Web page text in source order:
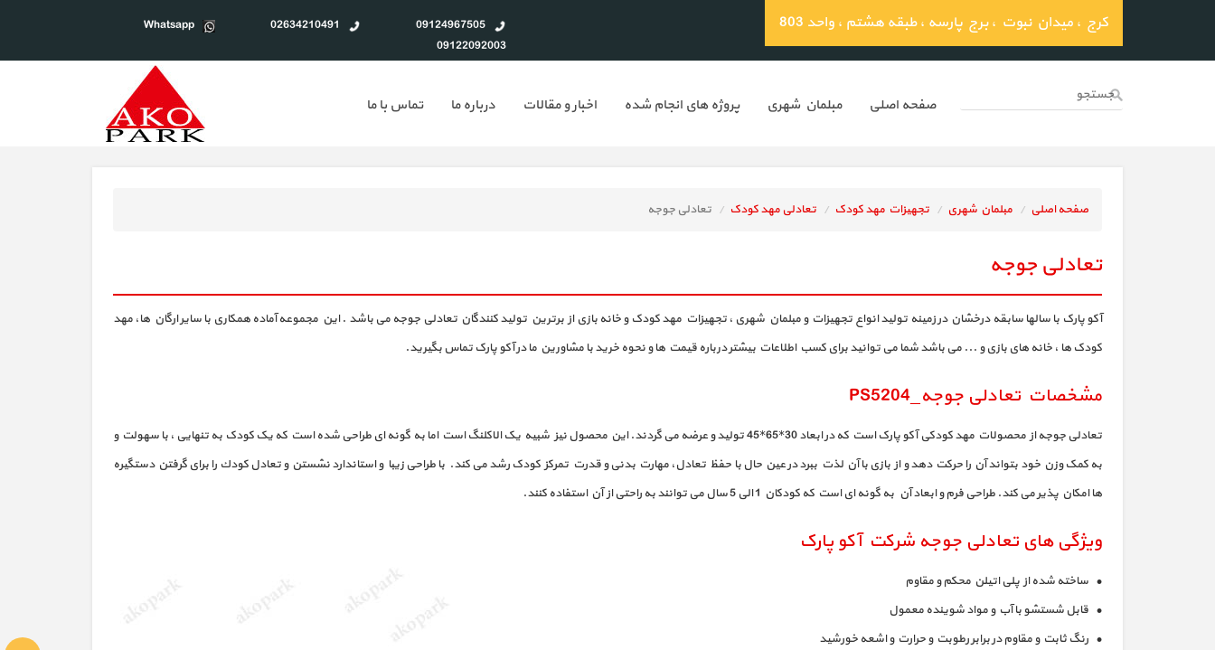
کرج ، میدان نبوت ، برج پارسه ، طبقه هشتم ، واحد 803
09124967505
09122092003
02634210491
Whatsapp
صفحه اصلي مبلمان شهری پروژه های انجام شده اخبار و مقالات درباره ما تماس با ما
صفحه اصلی مبلمان شهری تجهیزات مهد کودک تعادلی مهد کودک تعادلی جوجه
تعادلی جوجه
آکو پارک با سالها سابقه درخشان در زمینه تولید انواع تجهیزات و مبلمان شهری ، تجهیزات مهد کودک و خانه بازی از برترین تولید کنندگان تعادلی جوجه می باشد . این مجموعه آماده همکاری با سایر ارگان ها، مهد
کودک ها ، خانه های بازی و ... می باشد شما می توانید برای کسب اطلاعات بیشتر درباره قیمت ها و نحوه خرید با مشاورین ما در آکو پارک تماس بگیرید.
مشخصات تعادلی جوجه_PS5204
تعادلی جوجه از محصولات مهد کودکی آکو پارک است که در ابعاد 30*65*45 تولید و عرضه می گردند. این محصول نیز شبیه یک الاکلنگ است اما به گونه ای طراحی شده است که یک کودک به تنهایی ، با سهولت و
به کمک وزن خود بتواند آن را حرکت دهد و از بازی با آن لذت ببرد در عین حال با حفظ تعادل، مهارت بدنی و قدرت تمرکز کودک رشد می کند. با طراحی زیبا و استاندارد نشستن و تعادل كودك را برای گرفتن دستگیره
ها امکان پذیر می کند. طراحی فرم و ابعاد آن به گونه ای است که کودکان 1 الی 5 سال می توانند به راحتی از آن استفاده کنند.
ویژگی های تعادلی جوجه شرکت آکو پارک
• ساخته شده از پلی اتیلن محکم و مقاوم
• قابل شستشو با آب و مواد شوینده معمول
• رنگ ثابت و مقاوم در برابر رطوبت و حرارت و اشعه خورشید